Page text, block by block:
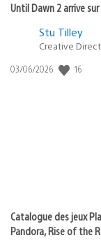
Until Dawn 2 arrive sur
Postée
:
Stu Tilley
Creative
Date
03/06/2026 16
Catalogue des jeux
Pandora, Rise of the